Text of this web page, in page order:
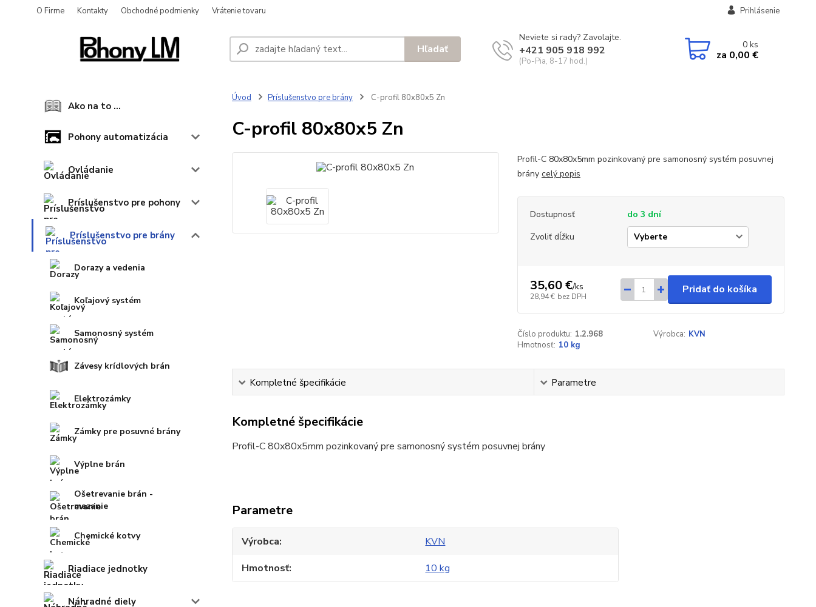
O Firme Kontakty Obchodné podmienky Vrátenie tovaru Prihlásenie
Hľadať
Neviete si rady? Zavolajte.
+421 905 918 992
(Po-Pia, 8-17 hod.)
0ks
za 0,00 €
Ako na to ...
Pohony automatizácia
Ovládanie
Príslušenstvo pre pohony
Príslušenstvo pre brány
Dorazy a vedenia
Koľajový systém
Samonosný systém
Závesy krídlových brán
Elektrozámky
Zámky pre posuvné brány
Výplne brán
Ošetrevanie brán -
mazanie
Chemické kotvy
Riadiace jednotky
Náhradné diely
Úvod Príslušenstvo pre brány C-profil 80x80x5 Zn
C-profil 80x80x5 Zn
Profil-C 80x80x5mm pozinkovaný pre samonosný systém posuvnej
brány celý popis
Dostupnosť
do 3 dní
Zvoliť dĺžku
35,60 €/ks
28,94 € bez DPH
Pridať do košíka
Číslo produktu: 1.2.968 Výrobca: KVN
Hmotnosť: 10 kg
Kompletné špecifikácie Parametre
Kompletné špecifikácie
Profil-C 80x80x5mm pozinkovaný pre samonosný systém posuvnej brány
Parametre
Výrobca
KVN
Hmotnosť
10 kg